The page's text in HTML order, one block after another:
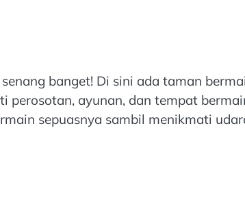
banget! Di sini ada taman
perosotan, ayunan, dan tempat
sepuasnya sambil menikmati